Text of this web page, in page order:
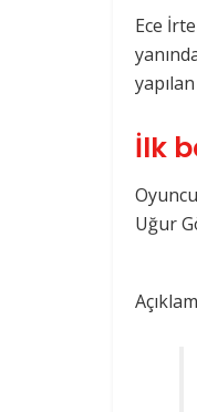
Ece
İlk
Uğur